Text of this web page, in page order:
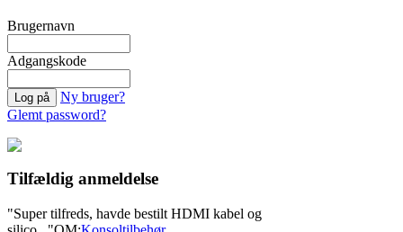
Brugernavn
Adgangskode
Ny bruger?
Glemt password?
Tilfældig anmeldelse
"Super tilfreds, havde bestilt HDMI kabel og